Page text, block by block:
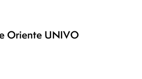
Oriente UNIVO